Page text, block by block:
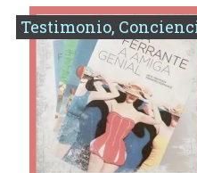
Testimonio,